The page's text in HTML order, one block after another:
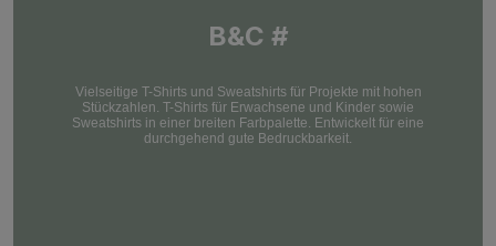
B&C #
Vielseitige T-Shirts und Sweatshirts für Projekte mit hohen
Stückzahlen. T-Shirts für Erwachsene und Kinder sowie
Sweatshirts in einer breiten Farbpalette. Entwickelt für eine
durchgehend gute Bedruckbarkeit.